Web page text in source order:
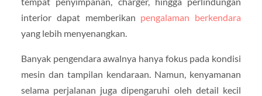
interior dapat memberikan pengalaman berkendara
yang lebih menyenangkan.
Banyak pengendara awalnya hanya fokus pada kondisi
mesin dan tampilan kendaraan. Namun, kenyamanan
selama perjalanan juga dipengaruhi oleh detail kecil